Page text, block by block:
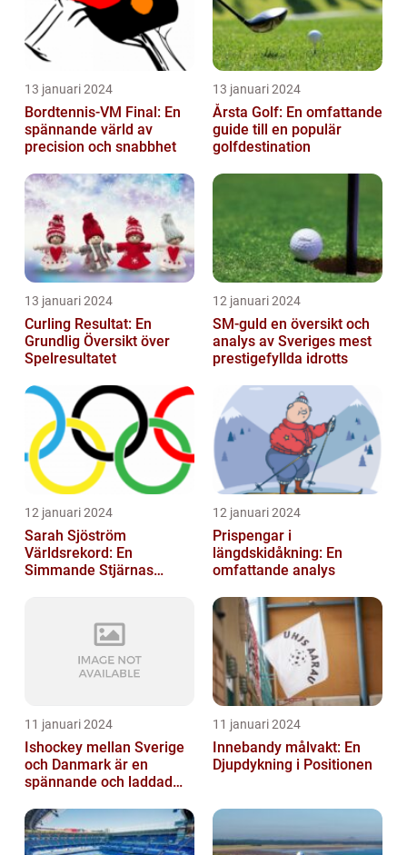
13 januari 2024
Bordtennis-VM Final: En
spännande värld av
precision och snabbhet
13 januari 2024
Årsta Golf: En omfattande
guide till en populär
golfdestination
13 januari 2024
Curling Resultat: En
Grundlig Översikt över
Spelresultatet
12 januari 2024
SM-guld en översikt och
analys av Sveriges mest
prestigefyllda idrotts
12 januari 2024
Sarah Sjöström
Världsrekord: En
Simmande Stjärnas
12 januari 2024
Prispengar i
längdskidåkning: En
omfattande analys
11 januari 2024
Ishockey mellan Sverige
och Danmark är en
spännande och laddad
historia
11 januari 2024
Innebandy målvakt: En
Djupdykning i Positionen